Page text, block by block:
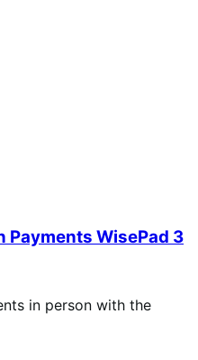
Payments WisePad 3
in person with the